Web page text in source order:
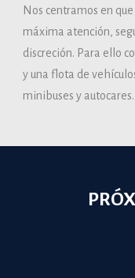
Nos centramos en
máxima atención,
discreción. Para ello
y una flota de
minibuses y autocares.